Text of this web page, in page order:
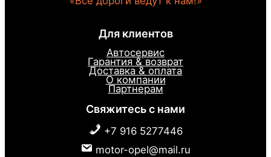
Для клиентов
Автосервис
Гарантия & возврат
Доставка & оплата
О компании
Партнерам
Свяжитесь с нами
+7 916 5277446
motor-opel@mail.ru